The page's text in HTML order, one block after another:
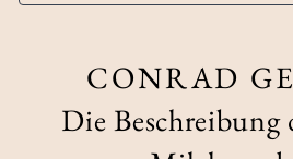
CONRAD
Die Beschreibung